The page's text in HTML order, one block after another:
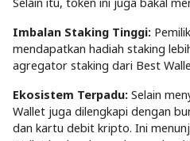
Imbalan Staking Tinggi:
mendapatkan hadiah staking
agregator staking dari Best
Ekosistem Terpadu: Selain
Wallet juga dilengkapi dengan
dan kartu debit kripto. Ini